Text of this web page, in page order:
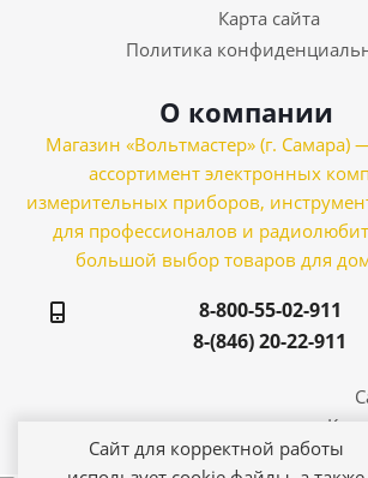
Карта сайта
Политика
О компании
Магазин «Вольтмастер» (г.
ассортимент электронных
измерительных приборов,
для профессионалов и
большой выбор товаров для
8-800-55-02-911
8-(846) 20-22-911
Сайт для корректной работы